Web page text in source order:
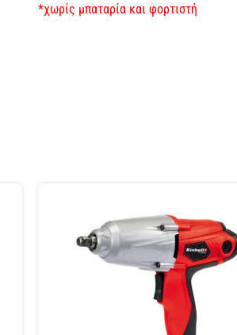
*χωρίς μπαταρία και φορτιστή